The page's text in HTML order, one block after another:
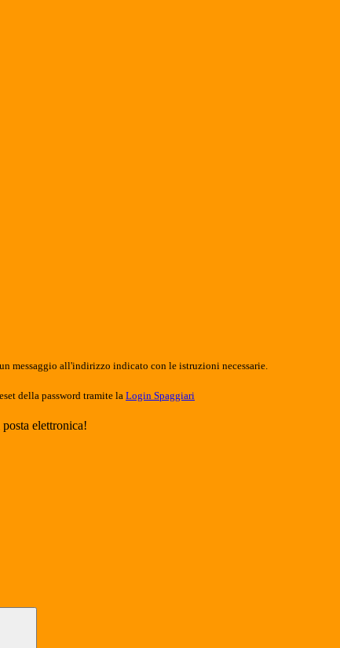
messaggio all'indirizzo indicato con le istruzioni necessarie.
della password tramite la Login Spaggiari
elettronica!